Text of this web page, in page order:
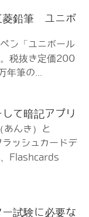
菱鉛筆 ユニボ
ン「ユニボール
税抜き定価200
筆の...
て暗記アプリ
あんき）と
ッシュカードデ
Flashcards
ー試験に必要な